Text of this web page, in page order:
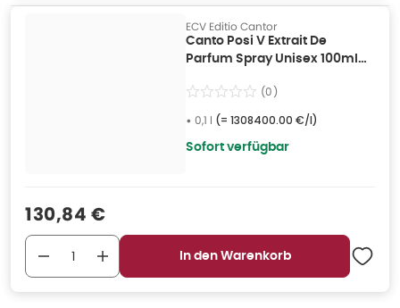
ECV Editio Cantor
Canto Posi V Extrait De
Parfum Spray Unisex 100ml
(0)
• 0,1 l (= 1308400.00 €/l)
Sofort verfügbar
Verkaufspreis
130,84 €
In den Warenkorb